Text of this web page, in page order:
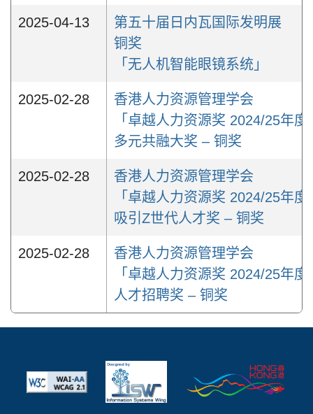
2025-04-13
第五十届日内瓦国际发明展
铜奖
「无人机智能眼镜系统」
2025-02-28
香港人力资源管理学会
「卓越人力资源奖 2024/25年度
多元共融大奖 – 铜奖
2025-02-28
香港人力资源管理学会
「卓越人力资源奖 2024/25年度
吸引Z世代人才奖 – 铜奖
2025-02-28
香港人力资源管理学会
「卓越人力资源奖 2024/25年度
人才招聘奖 – 铜奖